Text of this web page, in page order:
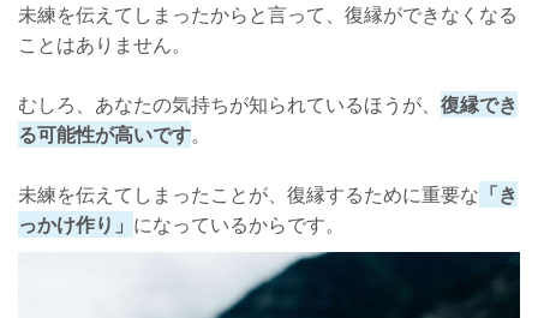
未練を伝えてしまったからと言って、復縁ができなくなる
ことはありません。
むしろ、あなたの気持ちが知られているほうが、 復縁でき
る可能性が高いです。
未練を伝えてしまったことが、復縁するために重要な 「き
っかけ作り」 になっているからです。